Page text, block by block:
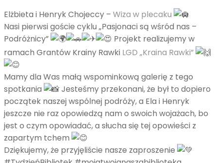
Elżbieta i Henryk Chojeccy – Wiza w plecaku
Nasi pierwsi goście cyklu „Pasjonaci są wśród nas –
Podróżnicy”
Projekt realizujemy w
ramach Grantów Krainy Rawki LGD „Kraina Rawki”
Mamy dla Was małą wspominkową galerię z tego
spotkania
Jesteśmy przekonani, że był to dopiero
początek naszej wspólnej podróży, a Ela i Henryk
jeszcze nie raz opowiedzą nam o swoich wojażach, bo
jest o czym opowiadać, a słucha się tej opowieści z
zapartym tchem
Dziękujemy, że przyjęliście nasze zaproszenie